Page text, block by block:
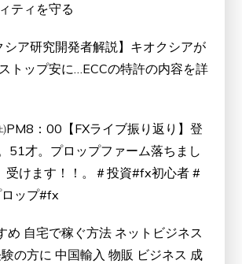
ティを守る
シア研究開発者解説】キオクシアが
トップ安に…ECCの特許の内容を詳
PM8：00【FXライブ振り返り】登
51才。プロップファーム落ちまし
けます！！。＃投資#fx初心者 #
ップ#fx
め 自宅で稼ぐ方法 ネットビジネス
の方に 中国輸入 物販 ビジネス 成